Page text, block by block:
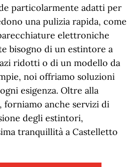
particolarmente adatti per
una pulizia rapida, come
elettroniche
bisogno di un estintore a
ridotti o di un modello da
noi offriamo soluzioni
esigenza. Oltre alla
anche servizi di
degli estintori,
tranquillità a Castelletto